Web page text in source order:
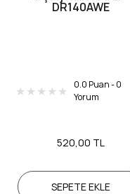
DR140AWE
0.0 Puan - 0
Yorum
520,00 TL
SEPETE EKLE